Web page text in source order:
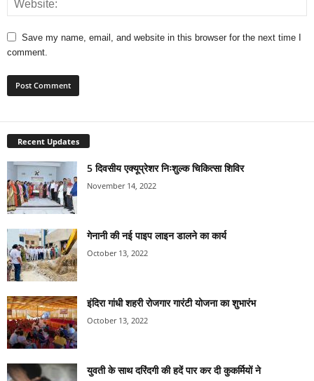
Save my name, email, and website in this browser for the next time I
comment.
Recent Updates
5 दिवसीय एक्यूप्रेशर निःशुल्क चिकित्सा शिविर
November 14, 2022
गेनानी की नई पाइप लाइन डालने का कार्य
October 13, 2022
इंदिरा गांधी शहरी रोजगार गारंटी योजना का शुभारंभ
October 13, 2022
युवती के साथ दरिंदगी की हदें पार कर दी कुकर्मियों ने